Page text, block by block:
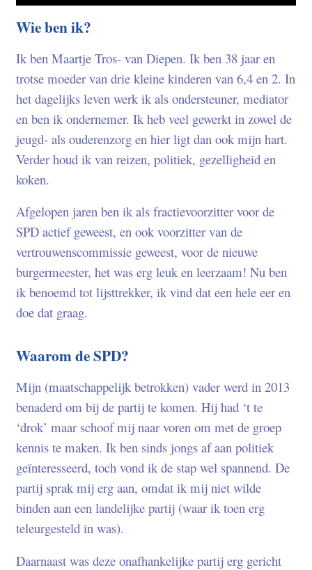
Wie ben ik?
Ik ben Maartje Tros- van Diepen. Ik ben 38 jaar en
trotse moeder van drie kleine kinderen van 6,4 en 2. In
het dagelijks leven werk ik als ondersteuner, mediator
en ben ik ondernemer. Ik heb veel gewerkt in zowel de
jeugd- als ouderenzorg en hier ligt dan ook mijn hart.
Verder houd ik van reizen, politiek, gezelligheid en
koken.
Afgelopen jaren ben ik als fractievoorzitter voor de
SPD actief geweest, en ook voorzitter van de
vertrouwenscommissie geweest, voor de nieuwe
burgermeester, het was erg leuk en leerzaam! Nu ben
ik benoemd tot lijsttrekker, ik vind dat een hele eer en
doe dat graag.
Waarom de SPD?
Mijn (maatschappelijk betrokken) vader werd in 2013
benaderd om bij de partij te komen. Hij had ‘t te
‘drok’ maar schoof mij naar voren om met de groep
kennis te maken. Ik ben sinds jongs af aan politiek
geïnteresseerd, toch vond ik de stap wel spannend. De
partij sprak mij erg aan, omdat ik mij niet wilde
binden aan een landelijke partij (waar ik toen erg
teleurgesteld in was).
Daarnaast was deze onafhankelijke partij erg gericht